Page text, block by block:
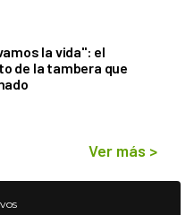
la vida": el
de la tambera que
Ver más >